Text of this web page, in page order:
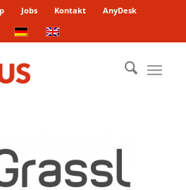
Jobs Kontakt AnyDesk